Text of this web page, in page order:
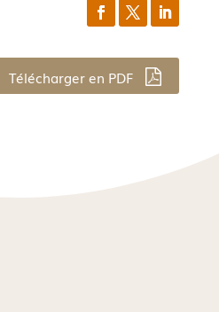
Télécharger en PDF